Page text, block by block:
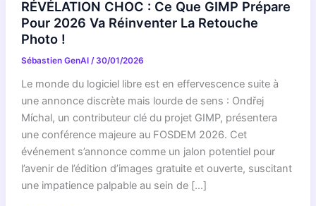
RÉVÉLATION CHOC : Ce Que GIMP Prépare
Pour 2026 Va Réinventer La Retouche
Photo !
Sébastien GenAI / 30/01/2026
Le monde du logiciel libre est en effervescence suite à
une annonce discrète mais lourde de sens : Ondřej
Míchal, un contributeur clé du projet GIMP, présentera
une conférence majeure au FOSDEM 2026. Cet
événement s’annonce comme un jalon potentiel pour
l’avenir de l’édition d’images gratuite et ouverte, suscitant
une impatience palpable au sein de […]